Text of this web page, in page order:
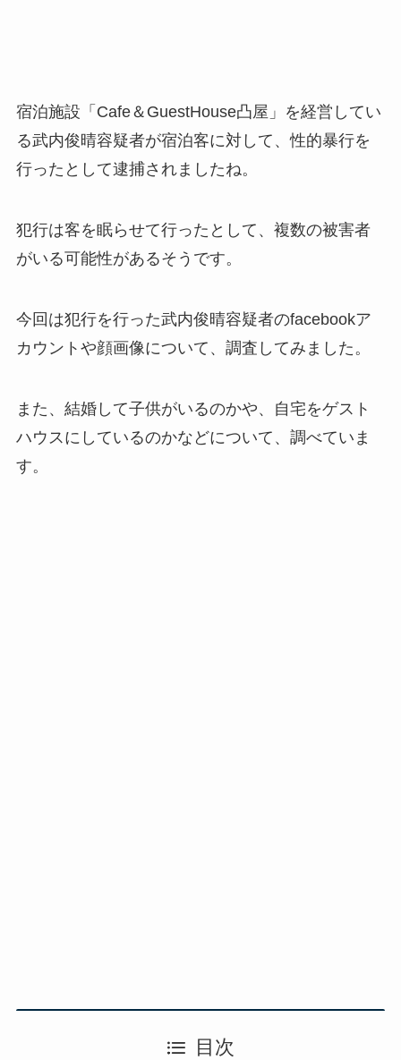
宿泊施設「Cafe＆GuestHouse凸屋」を経営してい
る武内俊晴容疑者が宿泊客に対して、性的暴行を
行ったとして逮捕されましたね。
犯行は客を眠らせて行ったとして、複数の被害者
がいる可能性があるそうです。
今回は犯行を行った武内俊晴容疑者のfacebookア
カウントや顔画像について、調査してみました。
また、結婚して子供がいるのかや、自宅をゲスト
ハウスにしているのかなどについて、調べていま
す。
目次